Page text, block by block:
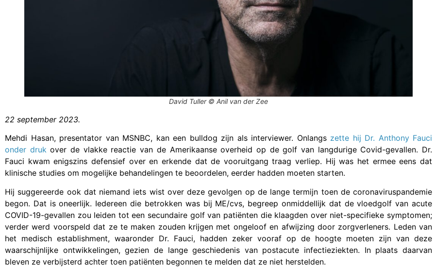
David Tuller © Anil van der Zee
22 september 2023.
Mehdi Hasan, presentator van MSNBC, kan een bulldog zijn als interviewer. Onlangs zette hij Dr. Anthony Fauci
onder drukover de vlakke reactie van de Amerikaanse overheid op de golf van langdurige Covid-gevallen. Dr.
Fauci kwam enigszins defensief over en erkende dat de vooruitgang traag verliep. Hij was het ermee eens dat
klinische studies om mogelijke behandelingen te beoordelen, eerder hadden moeten starten.
Hij suggereerde ook dat niemand iets wist over deze gevolgen op de lange termijn toen de coronaviruspandemie
begon. Dat is oneerlijk. Iedereen die betrokken was bij ME/cvs, begreep onmiddellijk dat de vloedgolf van acute
COVID-19-gevallen zou leiden tot een secundaire golf van patiënten die klaagden over niet-specifieke symptomen;
verder werd voorspeld dat ze te maken zouden krijgen met ongeloof en afwijzing door zorgverleners. Leden van
het medisch establishment, waaronder Dr. Fauci, hadden zeker vooraf op de hoogte moeten zijn van deze
waarschijnlijke ontwikkelingen, gezien de lange geschiedenis van postacute infectieziekten. In plaats daarvan
bleven ze verbijsterd achter toen patiënten begonnen te melden dat ze niet herstelden.